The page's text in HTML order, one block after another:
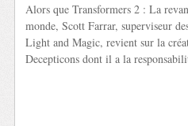
Alors que Transformers 2 : La
monde, Scott Farrar, superviseur
Light and Magic, revient sur la
Decepticons dont il a la